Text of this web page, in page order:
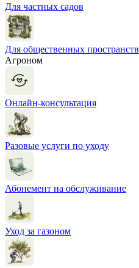
Для частных садов
Для общественных пространств
Агроном
Онлайн-консультация
Разовые услуги по уходу
Абонемент на обслуживание
Уход за газоном